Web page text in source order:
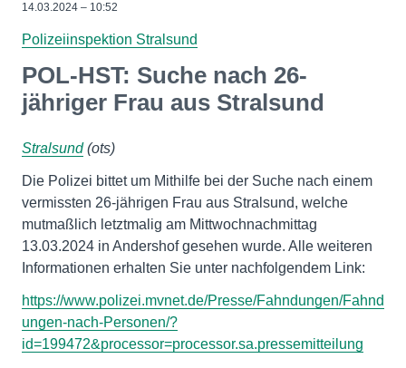
14.03.2024 – 10:52
Polizeiinspektion Stralsund
POL-HST: Suche nach 26-
jähriger Frau aus Stralsund
Stralsund(ots)
Die Polizei bittet um Mithilfe bei der Suche nach einem
vermissten 26-jährigen Frau aus Stralsund, welche
mutmaßlich letztmalig am Mittwochnachmittag
13.03.2024 in Andershof gesehen wurde. Alle weiteren
Informationen erhalten Sie unter nachfolgendem Link:
https://www.polizei.mvnet.de/Presse/Fahndungen/Fahnd
ungen-nach-Personen/?
id=199472&processor=processor.sa.pressemitteilung